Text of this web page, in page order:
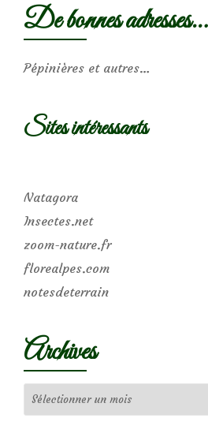
De bonnes adresses…
Pépinières et autres…
Sites intéressants
Natagora
Insectes.net
zoom-nature.fr
florealpes.com
notesdeterrain
Archives